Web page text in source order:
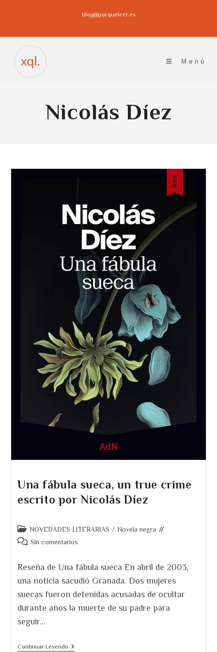
blog@porqueleer.es
Menú
Nicolás Díez
Una fábula sueca, un true crime
escrito por Nicolás Díez
Categoría
de
NOVEDADES LITERARIAS / Novela negra
Comentarios
entrada:
Sin comentarios
Reseña de Una fábula sueca En abril de 2003,
una noticia sacudió Granada. Dos mujeres
suecas fueron detenidas acusadas de ocultar
durante años la muerte de su padre para
seguir…
Continuar LeyendoUna